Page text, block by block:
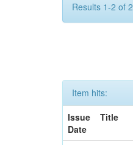
Results 1-2 of
Item hits:
Issue
Date
Title